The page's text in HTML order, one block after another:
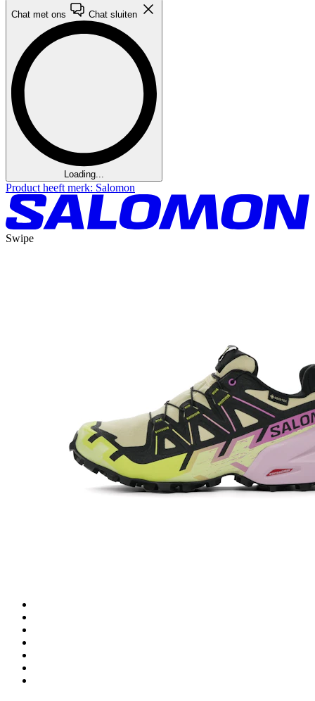
Chat met ons Chat sluiten
Loading...
Product heeft merk: Salomon
Swipe